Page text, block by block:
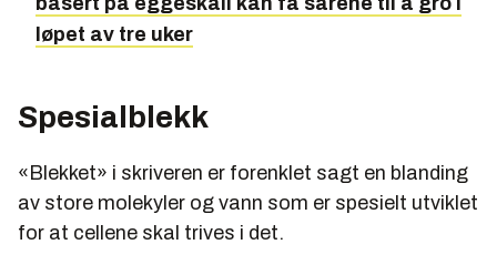
løpet av tre uker
Spesialblekk
«Blekket» i skriveren er forenklet sagt en blanding
av store molekyler og vann som er spesielt utviklet
for at cellene skal trives i det.